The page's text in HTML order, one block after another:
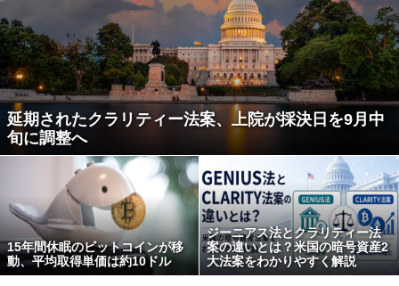
延期されたクラリティー法案、上院が採決日を9月中
旬に調整へ
15年間休眠のビットコインが移
動、平均取得単価は約10ドル
ジーニアス法とクラリティー法
案の違いとは？米国の暗号資産2
大法案をわかりやすく解説